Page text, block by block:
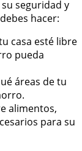
seguridad y
hacer:
casa esté libre
pueda
áreas de tu
alimentos,
para su